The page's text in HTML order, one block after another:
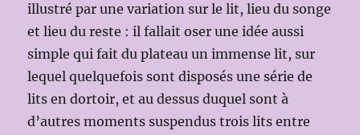
illustré par une variation sur le lit, lieu du songe
et lieu du reste : il fallait oser une idée aussi
simple qui fait du plateau un immense lit, sur
lequel quelquefois sont disposés une série de
lits en dortoir, et au dessus duquel sont à
d’autres moments suspendus trois lits entre